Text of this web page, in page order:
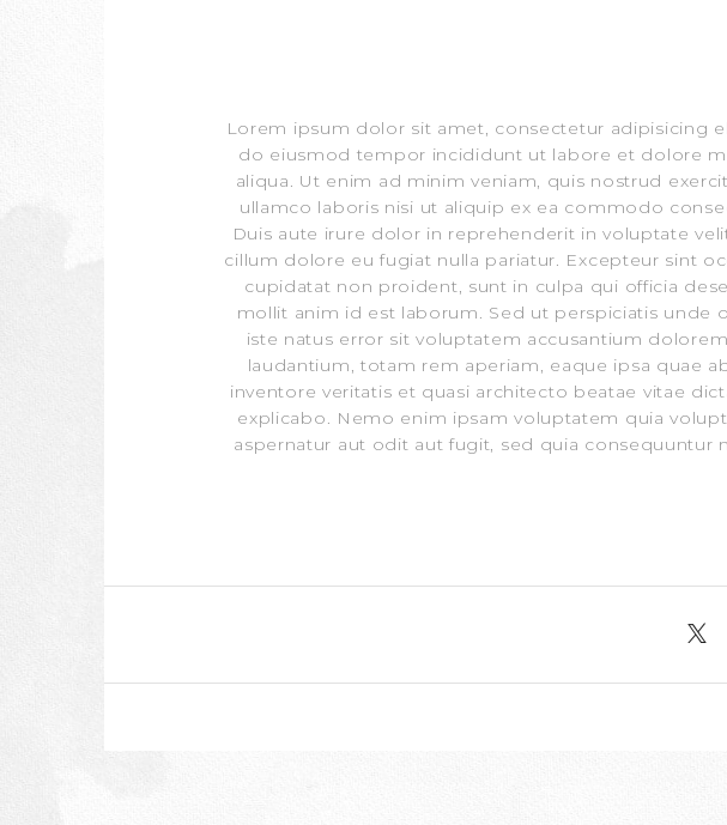
Lorem ipsum dolor sit amet, consectetur adipisicing
do eiusmod tempor incididunt ut labore et dolore
aliqua. Ut enim ad minim veniam, quis nostrud
ullamco laboris nisi ut aliquip ex ea commodo
Duis aute irure dolor in reprehenderit in voluptate
cillum dolore eu fugiat nulla pariatur. Excepteur sint
cupidatat non proident, sunt in culpa qui officia
mollit anim id est laborum. Sed ut perspiciatis unde
iste natus error sit voluptatem accusantium
laudantium, totam rem aperiam, eaque ipsa quae
inventore veritatis et quasi architecto beatae vitae
explicabo. Nemo enim ipsam voluptatem quia
aspernatur aut odit aut fugit, sed quia consequuntur